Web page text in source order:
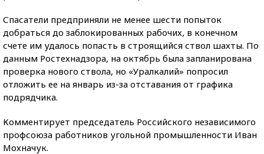
Спасатели предприняли не менее шести попыток
добраться до заблокированных рабочих, в конечном
счете им удалось попасть в строящийся ствол шахты. По
данным Ростехнадзора, на октябрь была запланирована
проверка нового ствола, но «Уралкалий» попросил
отложить ее на январь из-за отставания от графика
подрядчика.
Комментирует председатель Российского независимого
профсоюза работников угольной промышленности Иван
Мохначук.